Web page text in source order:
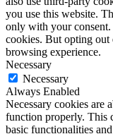
you use this website.
only with your consent.
cookies. But opting out
browsing experience.
Necessary
Necessary
Always Enabled
Necessary cookies are
function properly. This
basic functionalities